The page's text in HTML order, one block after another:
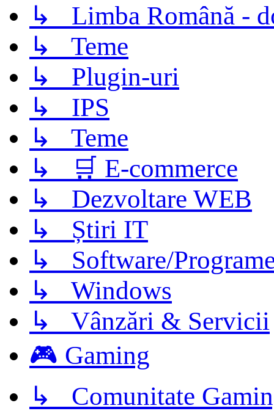
↳ Limba Română -
↳ Teme
↳ Plugin-uri
↳ IPS
↳ Teme
↳ 🛒 E-commerce
↳ Dezvoltare WEB
↳ Știri IT
↳ Software/
↳ Windows
↳ Vânzări & Servicii
🎮 Gaming
↳ Comunitate